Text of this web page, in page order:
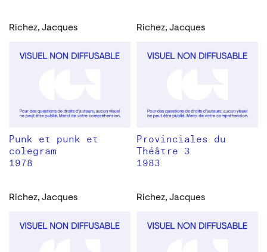
Richez, Jacques
Punk et punk et
colegram
1978
Richez, Jacques
Provinciales du
Théâtre 3
1983
Richez, Jacques Richez, Jacques